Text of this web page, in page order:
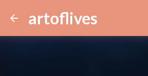
artoflives